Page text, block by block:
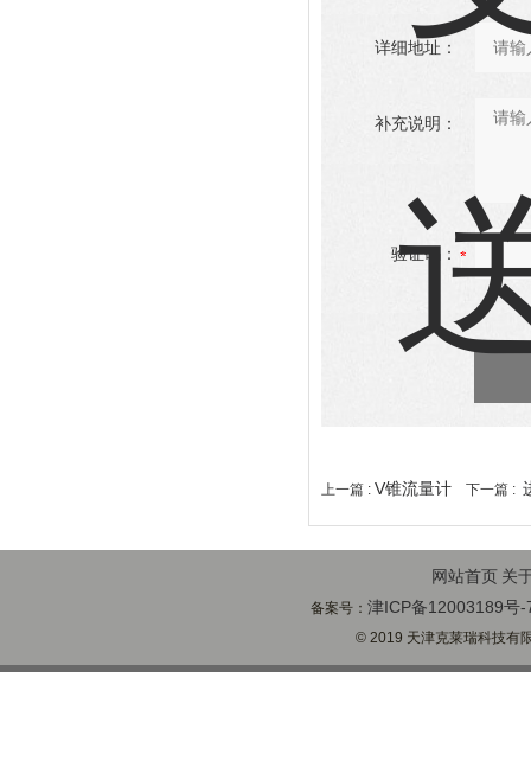
详细地址：
补充说明：
验证码：
上一篇 : V锥流量计 下一篇 :
网站首页 关
备案号：津ICP备12003189号-
© 2019 天津克莱瑞科技有